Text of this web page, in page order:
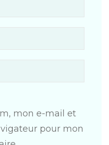
mon e-mail et
pour mon